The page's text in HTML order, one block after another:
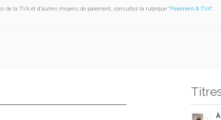
de la TVA et d'autres moyens de paiement, consultez la rubrique "Paiement & TVA".